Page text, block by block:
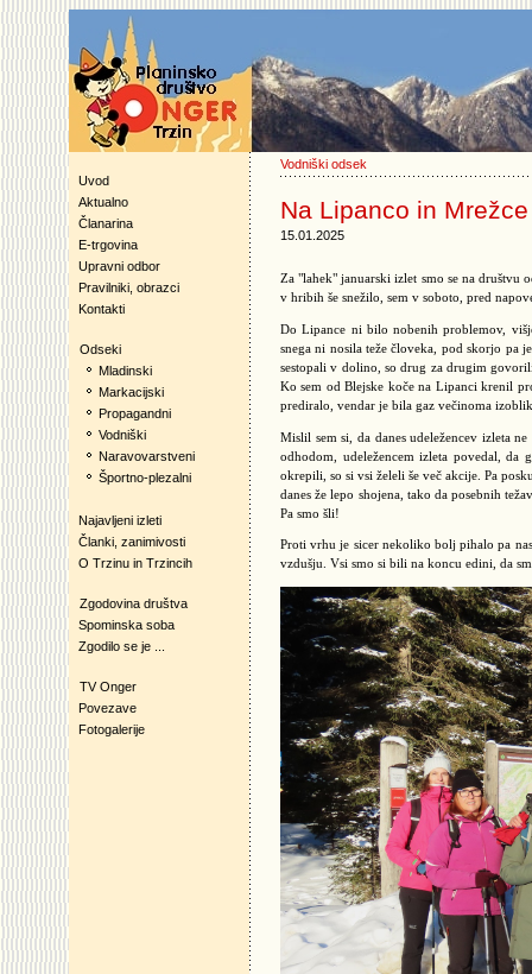
Uvod
Aktualno
Članarina
E-trgovina
Upravni odbor
Pravilniki, obrazci
Kontakti
Odseki
Mladinski
Markacijski
Propagandni
Vodniški
Naravovarstveni
Športno-plezalni
Najavljeni izleti
Članki, zanimivosti
O Trzinu in Trzincih
Zgodovina društva
Spominska soba
Zgodilo se je ...
TV Onger
Povezave
Fotogalerije
Vodniški odsek
Na Lipanco in Mrežce
15.01.2025
Za "lahek" januarski izlet smo se na društvu
v hribih še snežilo, sem v soboto, pred
Do Lipance ni bilo nobenih problemov,
snega ni nosila teže človeka, pod skorjo pa
sestopali v dolino, so drug za drugim
Ko sem od Blejske koče na Lipanci krenil
prediralo, vendar je bila gaz večinoma
Mislil sem si, da danes udeležencev izleta
odhodom, udeležencem izleta povedal,
okrepili, so si vsi želeli še več akcije. Pa
danes že lepo shojena, tako da posebnih
Pa smo šli!
Proti vrhu je sicer nekoliko bolj pihalo pa
vzdušju. Vsi smo si bili na koncu edini, da